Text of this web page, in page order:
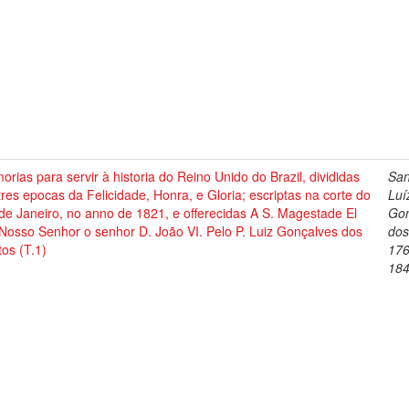
para servir à historia do Reino Unido do Brazil, divididas
epocas da Felicidade, Honra, e Gloria; escriptas na corte do
Janeiro, no anno de 1821, e offerecidas A S. Magestade El
Senhor o senhor D. João VI. Pelo P. Luiz Gonçalves dos
(T.1)